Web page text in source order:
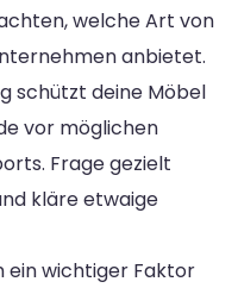
welche Art von
anbietet.
schützt deine Möbel
vor möglichen
Frage gezielt
kläre etwaige
ein wichtiger Faktor